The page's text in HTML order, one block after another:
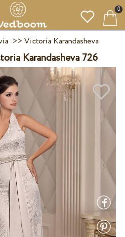
0
>> Victoria Karandasheva
Karandasheva 726